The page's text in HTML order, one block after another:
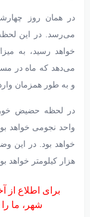
می‌رسد. در این
می‌دهد که ماه در
و به طور همزمان
هزار کیلومتر خواهد
برای اطلاع از
شهر، ما